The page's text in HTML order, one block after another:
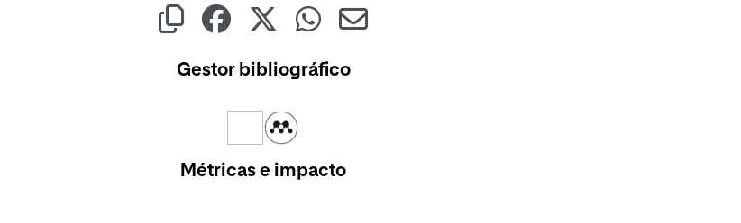
Gestor bibliográfico
Métricas e impacto